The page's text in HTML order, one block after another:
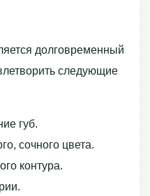
долговременный
следующие
губ.
сочного цвета.
контура.